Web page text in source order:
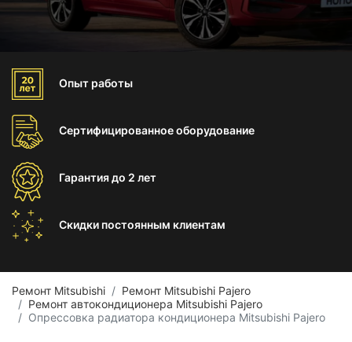
Опыт работы
Сертифицированноеоборудование
Гарантиядо 2 лет
Скидки постоянным клиентам
Ремонт Mitsubishi
Ремонт Mitsubishi Pajero
Ремонт автокондиционера Mitsubishi Pajero
Опрессовка радиатора кондиционера Mitsubishi Pajero